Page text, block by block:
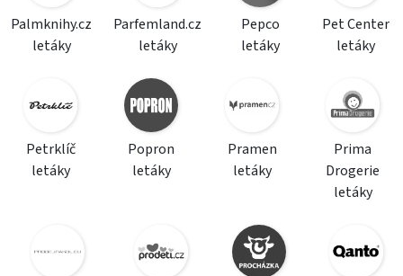
Palmknihy.cz
letáky
Parfemland.cz
letáky
Pepco
letáky
Pet Center
letáky
Petrklíč
letáky
Popron
letáky
Pramen
letáky
Prima
Drogerie
letáky